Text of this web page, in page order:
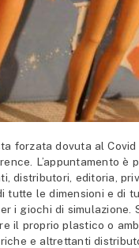
forzata dovuta al
L’appuntamento
distributori, editoria,
tutte le dimensioni e di
i giochi di simulazione.
il proprio plastico o
e altrettanti